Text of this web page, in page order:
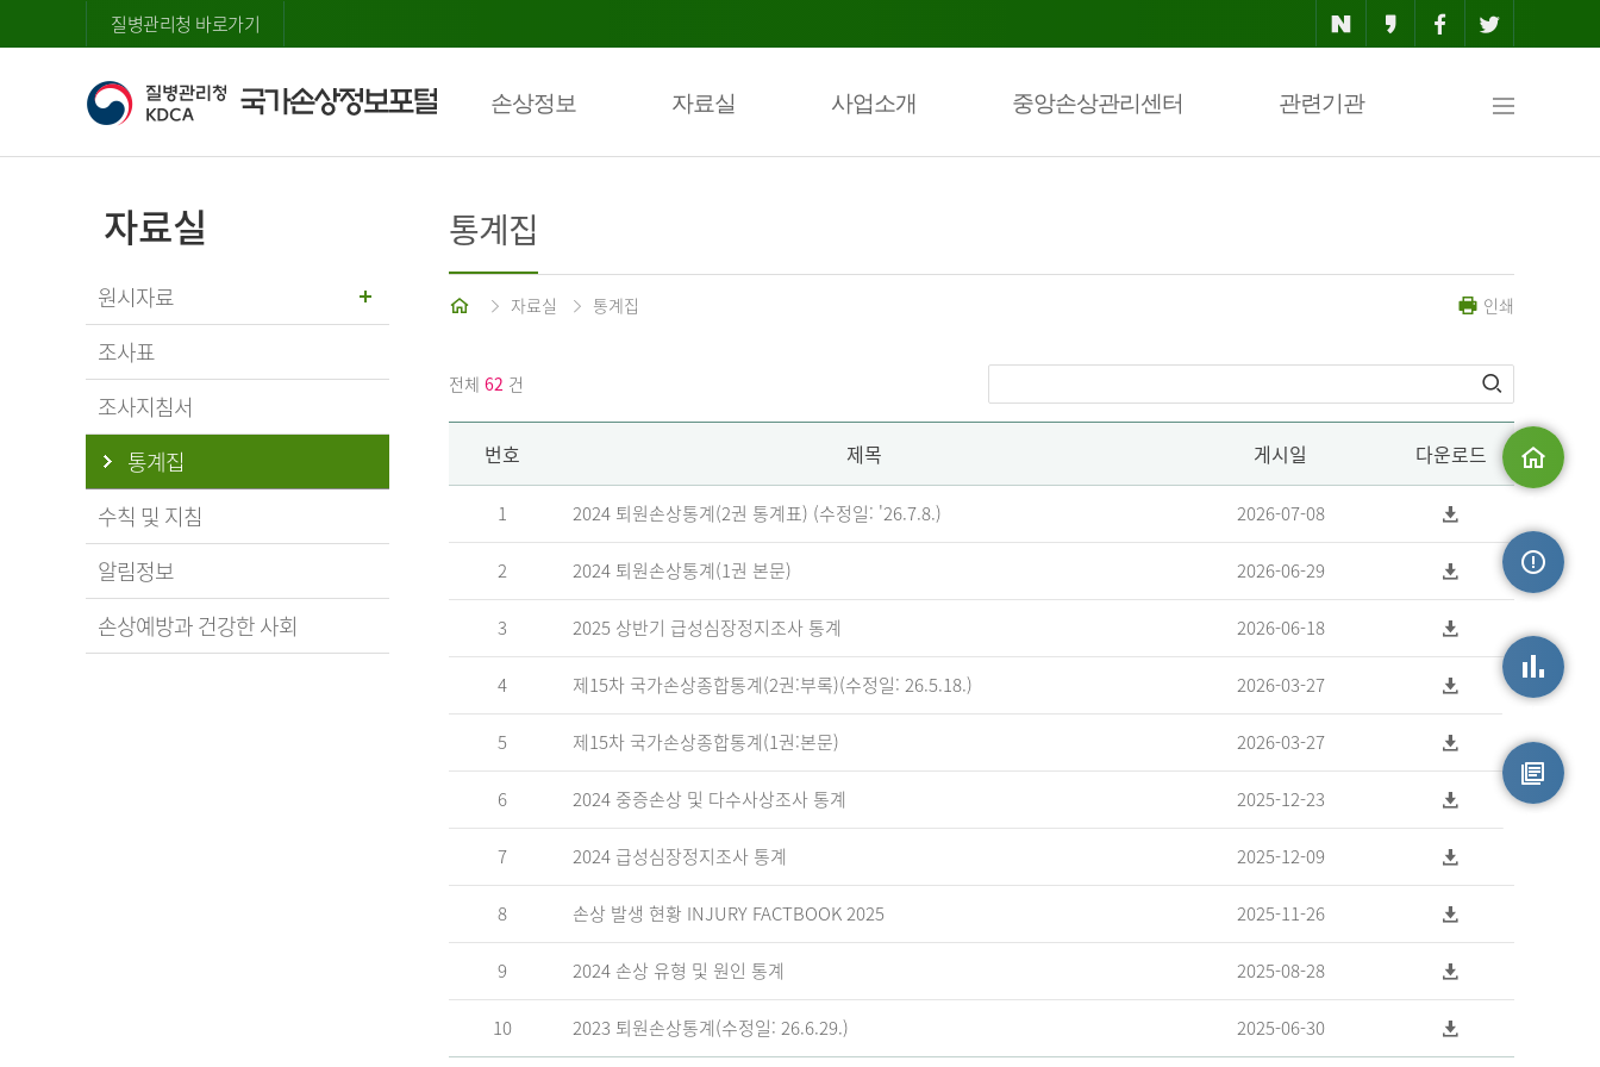
질병관리청 바로가기
손상정보 자료실 사업소개 중앙손상관리센터 관련기관
맵
자료실
원시자료
조사표
조사지침서
통계집
수칙 및 지침
알림정보
손상예방과 건강한 사회
통계집
홈 자료실 통계집 인쇄
전체 62 건
번호 제목 게시일 다운로드
1 2024 퇴원손상통계(2권 통계표) (수정일: '26.7.8.) 2026-07-08
2 2024 퇴원손상통계(1권 본문) 2026-06-29
3 2025 상반기 급성심장정지조사 통계 2026-06-18
4 제15차 국가손상종합통계(2권:부록)(수정일: 26.5.18.) 2026-03-27
5 제15차 국가손상종합통계(1권:본문) 2026-03-27
6 2024 중증손상 및 다수사상조사 통계 2025-12-23
7 2024 급성심장정지조사 통계 2025-12-09
8 손상 발생 현황 INJURY FACTBOOK 2025 2025-11-26
9 2024 손상 유형 및 원인 통계 2025-08-28
10 2023 퇴원손상통계(수정일: 26.6.29.) 2025-06-30